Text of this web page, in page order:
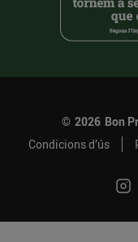
© 2026 Bon
Condicions d’ús